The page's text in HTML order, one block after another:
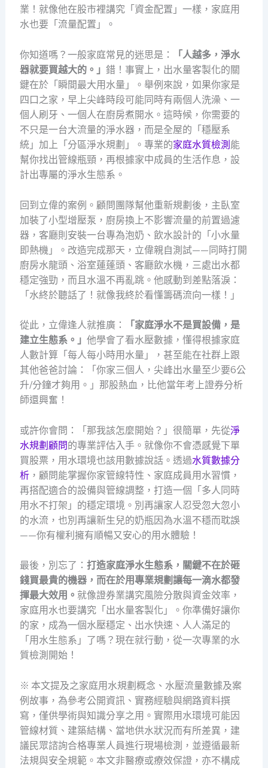
業！就像他在股市裡講究「資金配置」一樣，家庭用
水也要「流量配置」。
你知道嗎？一般家庭常見的迷思是：
「人越多，淨水
器就要買越大的。」 錯！事實上，出水量客製化的關
鍵在於「瞬間最大用水量」。舉例來說，如果你家是
四口之家，早上尖峰時段可能同時有兩個人洗澡、一
個人刷牙、一個人在廚房煮開水。這時候，你需要的
不只是一台大流量的淨水器，而是全屋的「穩壓系
統」加上「分區淨水規劃」。專業的家庭水質檢測 能
幫你找出管線瓶頸，再根據家中成員的生活作息，設
計出專屬的淨水生態系。
回到立偉的案例。顧問團隊幫他重新規劃後，主臥室
加裝了小型增壓泵，廚房換上不影響流量的前置過濾
器，客廳則安裝一台專為泡奶、飲水設計的「小水量
即熱機」。改造完成那天，立偉親自測試——同時打開
廚房水龍頭、浴室蓮蓬頭、客廳飲水機，三處出水都
穩定強勁，而且水溫不再亂跳。他感動到差點落淚：
「水終於聽話了！就像我終於看懂籌碼流向一樣！」
從此，立偉逢人就推廣：
「家庭淨水不是買設備，是
建立生態系。」 他學會了看水壓數據，懂得根據家庭
人數計算「每人每小時用水量」，甚至能在社群上跟
其他爸爸討論：「你家三個人，尖峰出水量至少要6公
升/分鐘才夠用。」那股熱血，比他當年考上證券分析
師還興奮！
或許你會問：「那我該怎麼開始？」很簡單，先從淨
水規劃顧問的專業評估入手。就像你不會憑感覺下單
買股票，用水環境也該用數據說話。透過水質數據分
析，顧問能掌握你家管線特性、家庭成員用水習慣，
再搭配適合的設備與管線調整，打造一個「多人同時
用水不打架」的穩定環境。別再讓家人忍受忽大忽小
的水流，也別再讓新生兒的奶瓶因為水溫不穩而耽誤
——你有權利擁有順暢又安心的用水體驗！
最後，別忘了： 打造家庭淨水生態系，關鍵不在於砸
錢買最貴的機器，而在於用專業規劃讓每一滴水都發
揮最大效用。 就像證券業講究風險分散與資金效率，
家庭用水也要講究「出水量客製化」。你準備好讓你
的家，成為一個水壓穩定、出水快速、人人滿足的
「用水生態系」了嗎？現在就行動，從一次專業的水
質檢測開始！
※ 本文提及之家庭用水規劃概念、水壓流量數據及案
例故事，為參考公開資訊、實務經驗與網路資料撰
寫，僅供學術與知識分享之用。實際用水環境可能因
管線材質、建築結構、當地供水狀況而有所差異，建
議民眾諮詢合格專業人員進行現場檢測，並遵循最新
法規與安全規範。本文非醫療或療效保證，亦不構成